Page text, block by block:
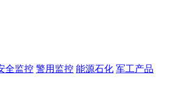
全监控 警用监控 能源石化 军工产品